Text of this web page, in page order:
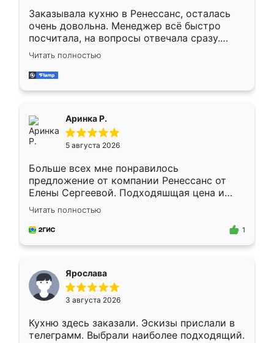
Заказывала кухню в Ренессанс, осталась
очень довольна. Менеджер всё быстро
посчитала, на вопросы отвечала сразу.
Замерщик приехал в субботу, подошёл к
делу со всей ответственностью. Собрали
за день, ребята работали аккуратно, даже
Читать полностью
Аринка Р.
5 августа 2026
Больше всех мне понравилось
предложение от компании Ренессанс от
Елены Сергеевой. Подходяшщая цена и
короткие сроки изготовления. Приехавший
для замера сотрудник Владислав
предложил по моему эскизу самый
Читать полностью
1
Ярослава
3 августа 2026
Кухню здесь заказали. Эскизы прислали в
телеграмм. Выбрали наиболее подходящий.